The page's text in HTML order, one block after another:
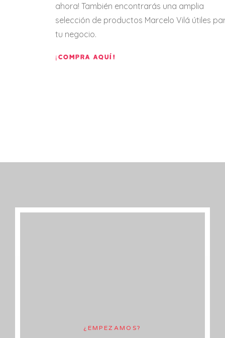
ahora! También encontrarás una amplia
selección de productos Marcelo Vilá útiles
tu negocio.
¡COMPRA AQUÍ!
¿EMPEZAMOS?